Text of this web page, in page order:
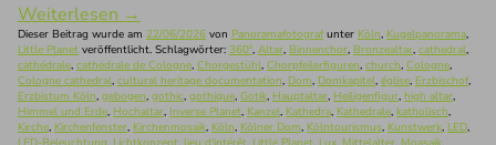
Weiterlesen →
Dieser Beitrag wurde am 22/06/2026 von Panoramafotografunter Köln, Kugelpanorama,
Little Planet veröffentlicht. Schlagwörter: 360°, Altar, Binnenchor, Bronzealtar, cathedral,
cathédrale, cathédrale de Cologne, Chorgestühl, Chorpfeilerfiguren, church, Cologne,
Cologne cathedral, cultural heritage documentation, Dom, Domkapitel, église, Erzbischof,
Erzbistum Köln, gebogen, gothic, gothique, Gotik, Hauptaltar, Heiligenfigur, high altar,
Himmel und Erde, Hochaltar, Inverse Planet, Kanzel, Kathedra, Kathedrale, katholisch,
Kirche, Kirchenfenster, Kirchenmosaik, Köln, Kölner Dom, Kölntourismus, Kunstwerk, LED,